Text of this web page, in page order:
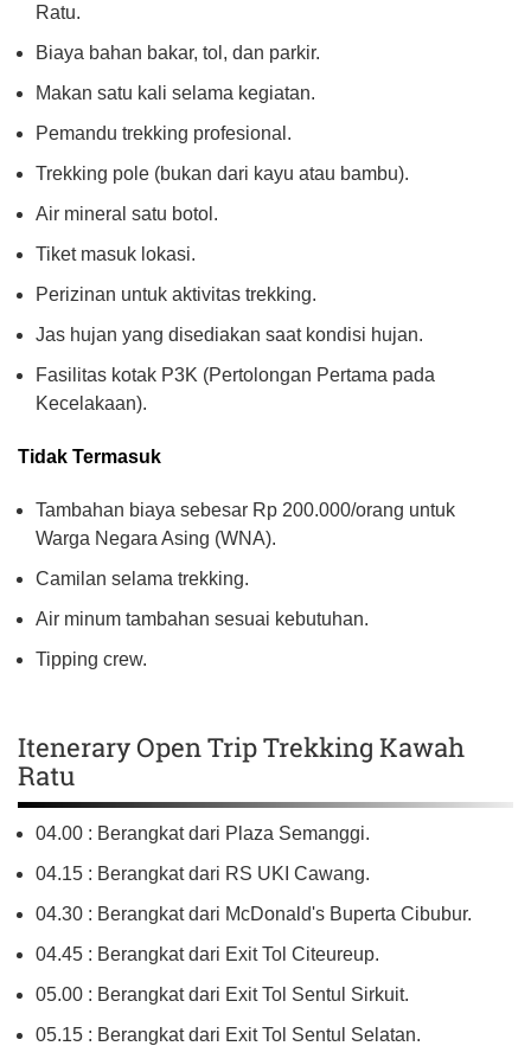
Ratu.
Biaya bahan bakar, tol, dan parkir.
Makan satu kali selama kegiatan.
Pemandu trekking profesional.
Trekking pole (bukan dari kayu atau bambu).
Air mineral satu botol.
Tiket masuk lokasi.
Perizinan untuk aktivitas trekking.
Jas hujan yang disediakan saat kondisi hujan.
Fasilitas kotak P3K (Pertolongan Pertama pada
Kecelakaan).
Tidak Termasuk
Tambahan biaya sebesar Rp 200.000/orang untuk
Warga Negara Asing (WNA).
Camilan selama trekking.
Air minum tambahan sesuai kebutuhan.
Tipping crew.
Itenerary Open Trip Trekking Kawah
Ratu
04.00 : Berangkat dari Plaza Semanggi.
04.15 : Berangkat dari RS UKI Cawang.
04.30 : Berangkat dari McDonald's Buperta Cibubur.
04.45 : Berangkat dari Exit Tol Citeureup.
05.00 : Berangkat dari Exit Tol Sentul Sirkuit.
05.15 : Berangkat dari Exit Tol Sentul Selatan.